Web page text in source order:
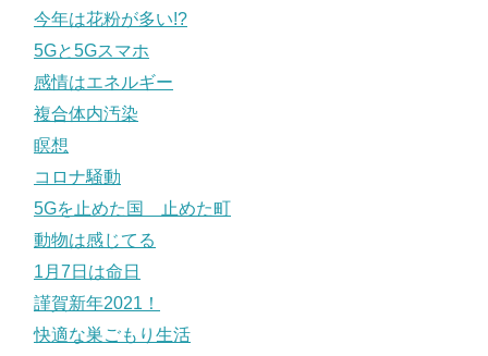
今年は花粉が多い!?
5Gと5Gスマホ
感情はエネルギー
複合体内汚染
瞑想
コロナ騒動
5Gを止めた国 止めた町
動物は感じてる
1月7日は命日
謹賀新年2021！
快適な巣ごもり生活